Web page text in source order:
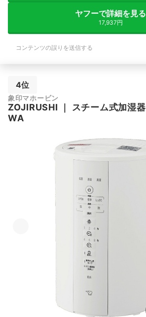
ヤフーで詳細を見る
17,937円
コンテンツの誤りを送信する
4位
象印マホービン
ZOJIRUSHI ｜ スチーム式加湿器
WA